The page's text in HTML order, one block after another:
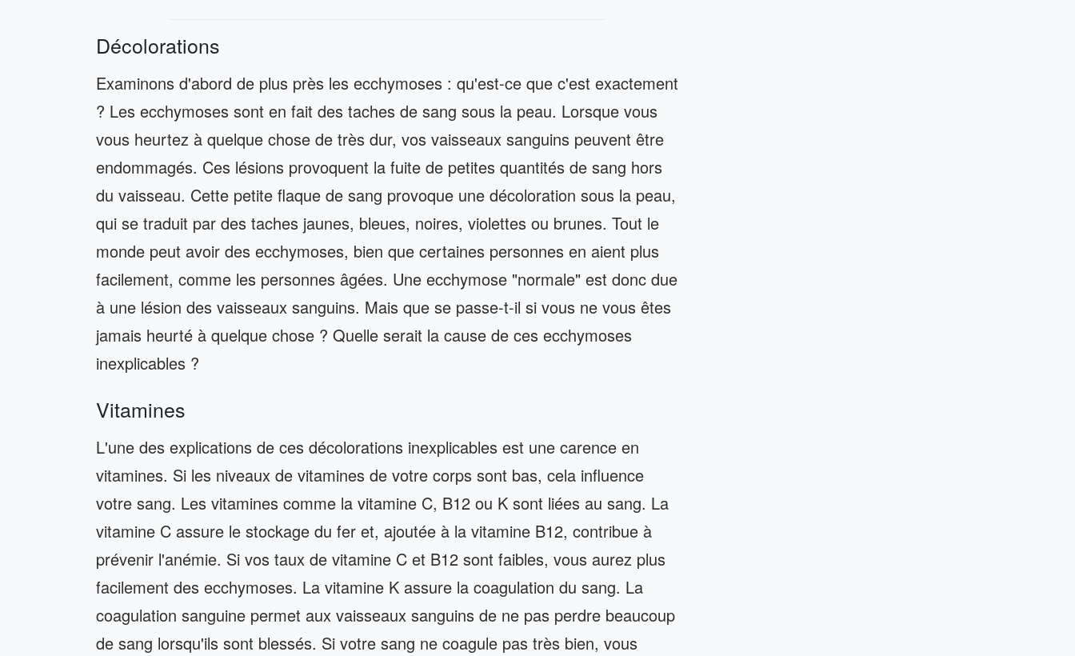
Décolorations
Examinons d'abord de plus près les ecchymoses : qu'est-ce que c'est exactement
? Les ecchymoses sont en fait des taches de sang sous la peau. Lorsque vous
vous heurtez à quelque chose de très dur, vos vaisseaux sanguins peuvent être
endommagés. Ces lésions provoquent la fuite de petites quantités de sang hors
du vaisseau. Cette petite flaque de sang provoque une décoloration sous la peau,
qui se traduit par des taches jaunes, bleues, noires, violettes ou brunes. Tout le
monde peut avoir des ecchymoses, bien que certaines personnes en aient plus
facilement, comme les personnes âgées. Une ecchymose "normale" est donc due
à une lésion des vaisseaux sanguins. Mais que se passe-t-il si vous ne vous êtes
jamais heurté à quelque chose ? Quelle serait la cause de ces ecchymoses
inexplicables ?
Vitamines
L'une des explications de ces décolorations inexplicables est une carence en
vitamines. Si les niveaux de vitamines de votre corps sont bas, cela influence
votre sang. Les vitamines comme la vitamine C, B12 ou K sont liées au sang. La
vitamine C assure le stockage du fer et, ajoutée à la vitamine B12, contribue à
prévenir l'anémie. Si vos taux de vitamine C et B12 sont faibles, vous aurez plus
facilement des ecchymoses. La vitamine K assure la coagulation du sang. La
coagulation sanguine permet aux vaisseaux sanguins de ne pas perdre beaucoup
de sang lorsqu'ils sont blessés. Si votre sang ne coagule pas très bien, vous